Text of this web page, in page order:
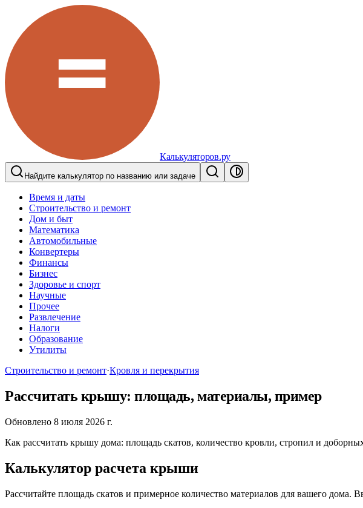
Калькуляторов.ру
Найдите калькулятор по названию или задаче
Время и даты
Строительство и ремонт
Дом и быт
Математика
Автомобильные
Конвертеры
Финансы
Бизнес
Здоровье и спорт
Научные
Прочее
Развлечение
Налоги
Образование
Утилиты
Строительство и ремонт·Кровля и перекрытия
Рассчитать крышу: площадь, материалы, пример
Обновлено 8 июля 2026 г.
Как рассчитать крышу дома: площадь скатов, количество кровли, стропил и
Калькулятор расчета крыши
Рассчитайте площадь скатов и примерное количество материалов для вашего дома.